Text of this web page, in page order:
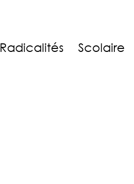
Radicalités Scolaire